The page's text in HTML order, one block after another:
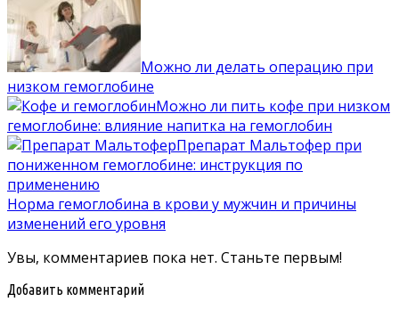
Можно ли делать операцию при
низком гемоглобине
Можно ли пить кофе при низком
гемоглобине: влияние напитка на гемоглобин
Препарат Мальтофер при
пониженном гемоглобине: инструкция по
применению
Норма гемоглобина в крови у мужчин и причины
изменений его уровня
Увы, комментариев пока нет. Станьте первым!
Добавить комментарий